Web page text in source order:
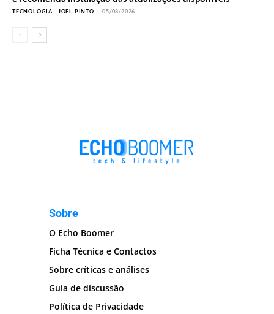
TECNOLOGIA JOEL PINTO - 05/08/2026
Sobre
O Echo Boomer
Ficha Técnica e Contactos
Sobre críticas e análises
Guia de discussão
Política de Privacidade